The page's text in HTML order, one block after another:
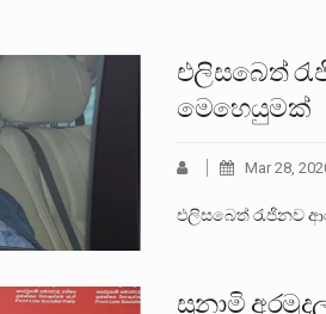
එලිසබෙත්
මෙහෙයුමක්
Mar 28,
එලිසබෙත් රැජිනව
සුනාමි